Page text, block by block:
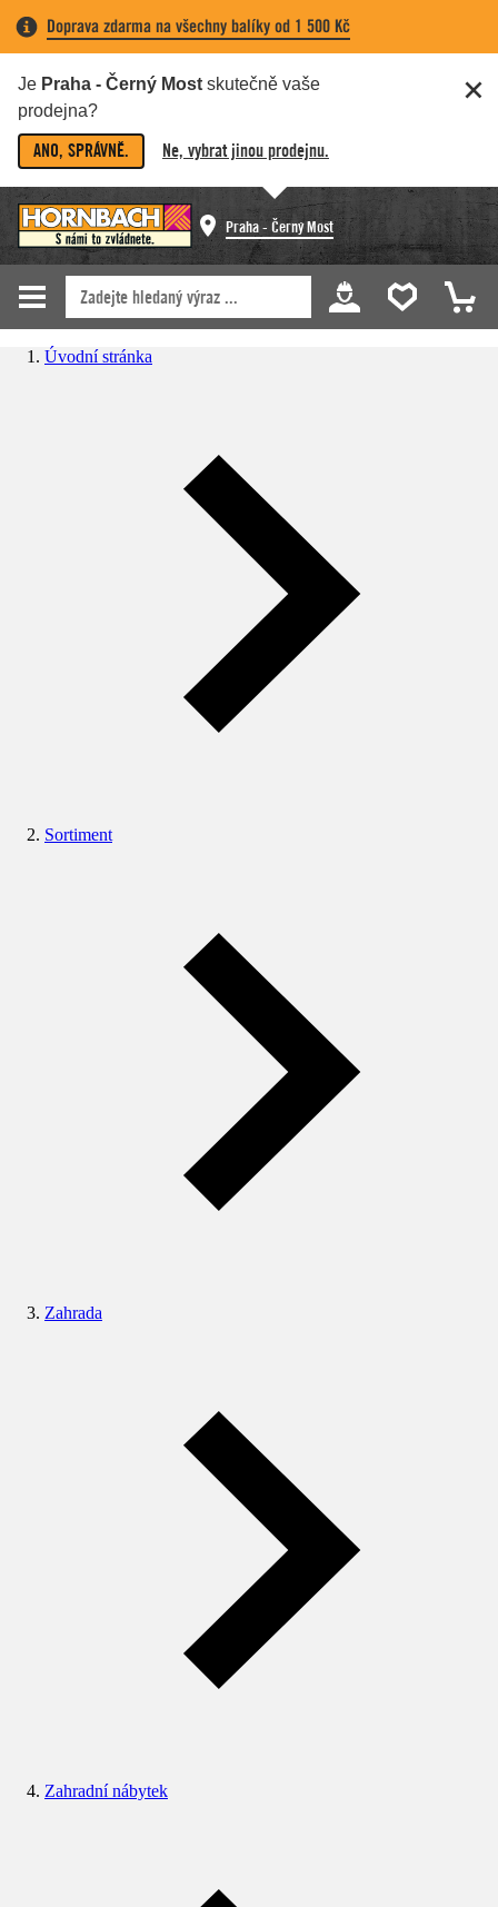
Doprava zdarma na všechny balíky od 1 500 Kč
Je Praha - Černý Most skutečně vaše
prodejna?
ANO, SPRÁVNĚ. Ne, vybrat jinou prodejnu.
Praha - Černý Most
Úvodní stránka
Sortiment
Zahrada
Zahradní nábytek